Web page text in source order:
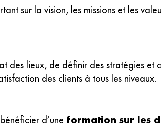
sur la vision, les missions et les
des lieux, de définir des stratégies et
des clients à tous les niveaux.
d’une formation sur les